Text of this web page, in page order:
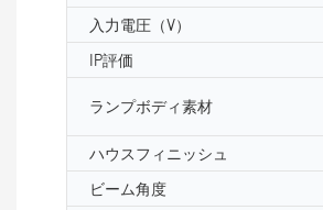
入力電圧（V）
IP評価
ランプボディ素材
ハウスフィニッシュ
ビーム角度